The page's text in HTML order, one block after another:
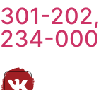
301-202,
234-000